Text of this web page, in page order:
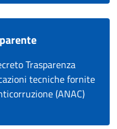
Trasparenza
tecniche fornite
(ANAC)